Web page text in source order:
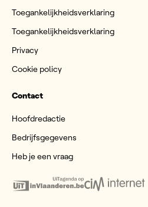
Toegankelijkheidsverklaring
Toegankelijkheidsverklaring
Privacy
Cookie policy
Contact
Hoofdredactie
Bedrijfsgegevens
Heb je een vraag